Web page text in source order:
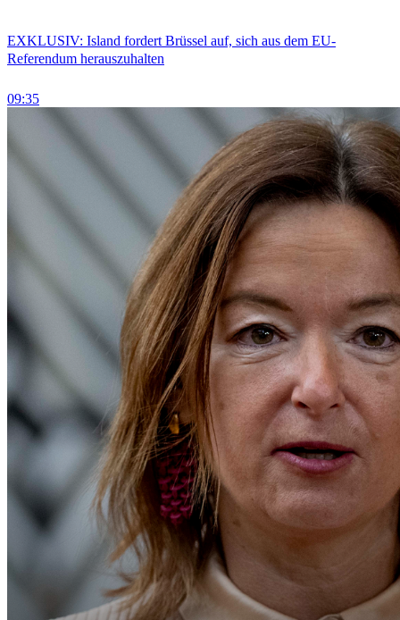
EXKLUSIV: Island fordert Brüssel auf, sich aus dem EU-
Referendum herauszuhalten
09:35